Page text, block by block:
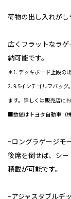
荷物の出し入れがし
広くフラットなラ
納可能です。
＊1. デッキボード上段
2. 9.5インチゴルフバッ
ます。詳しくは販売店に
■数値はトヨタ自動車（株
−ロングラゲージモ
後席を倒せば、シ
積載が可能です。
−アジャスタブルデ